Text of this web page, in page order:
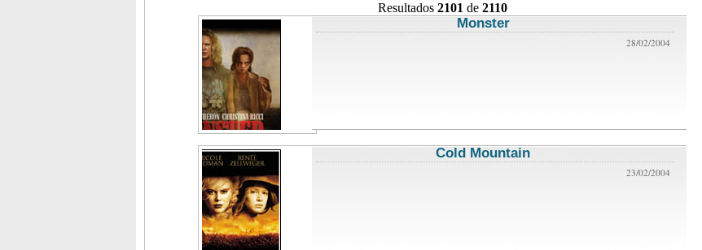
Resultados 2101 de 2110
Monster
28/02/2004
Cold Mountain
23/02/2004